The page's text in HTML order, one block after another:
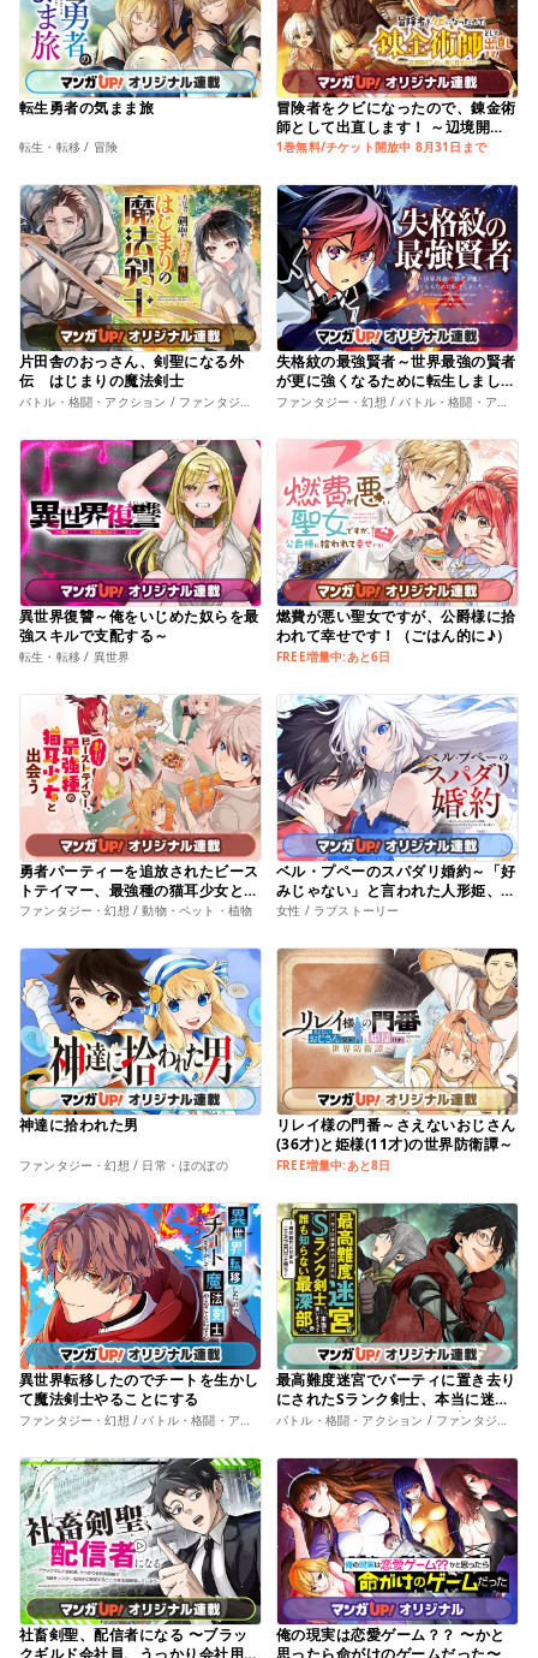
転生勇者の気まま旅
転生・転移 / 冒険
冒険者をクビになったので、錬金術
師として出直します！ ～辺境開
拓？よし、俺に任せとけ！
1巻無料/チケット開放中 8月31日まで
片田舎のおっさん、剣聖になる外
伝 はじまりの魔法剣士
バトル・格闘・アクション / ファンタジー・幻想
失格紋の最強賢者～世界最強の賢者
が更に強くなるために転生しました
～
ファンタジー・幻想 / バトル・格闘・アクション
異世界復讐～俺をいじめた奴らを最
強スキルで支配する～
転生・転移 / 異世界
燃費が悪い聖女ですが、公爵様に拾
われて幸せです！（ごはん的に♪）
FREE増量中:あと6日
勇者パーティーを追放されたビース
トテイマー、最強種の猫耳少女と出
会う
ファンタジー・幻想 / 動物・ペット・植物
ベル・プペーのスパダリ婚約～「好
みじゃない」と言われた人形姫、我
慢をやめたら皇子がデレデレになっ
女性 / ラブストーリー
神達に拾われた男
ファンタジー・幻想 / 日常・ほのぼの
リレイ様の門番～さえないおじさん
(36才)と姫様(11才)の世界防衛譚～
FREE増量中:あと8日
異世界転移したのでチートを生かし
て魔法剣士やることにする
最高難度迷宮でパーティに置き去り
にされたSランク剣士、本当に迷い
まくって誰も知らない最深部へ ～
思う～
社畜剣聖、配信者になる 〜ブラッ
クギルド会社員、うっかり会社用回
俺の現実は恋愛ゲーム？？ 〜かと
思ったら命がけのゲームだった〜